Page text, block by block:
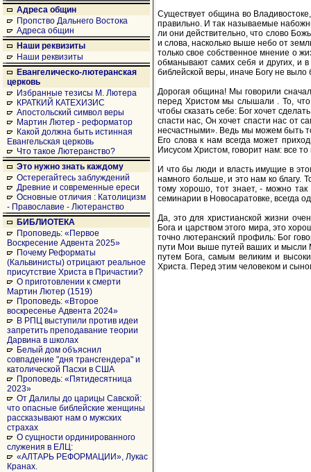
Адреса общин
Пропство Дальнего Востока
Адреса общин
Наши реквизиты
Наши реквизиты
Евангелическо-лютеранская
церковь
Избранные тезисы М. Лютера
КРАТКИЙ КАТЕХИЗИС
Апостольский символ веры
Мартин Лютер - реформатор
Какой должна быть истинная
Евангельская церковь
Что такое Лютеранство?
Это нужно знать каждому
Остерегайтесь заблуждений
Древние и современные ереси
Основные отличия : Католицизм
- Православие - Лютеранство
БИБЛИОТЕКА
Проповедь: «Первое
Воскресение Адвента 2025»
Почему Реформаты
(Кальвинисты) отрицают реальное
присутствие Христа в Причастии?
О приготовлении к смерти
Мартин Лютер (1519)
Проповедь: «Второе
воскресенье Адвента 2024»
В РПЦ выступили против идеи
запретить преподавание теории
Дарвина в школах
Белый дом объяснил
совпадение "дня трансгендера" и
католической Пасхи в США
Проповедь: «Пятидесятница
2023»
От Далилы до царицы Савской:
что опасные библейские женщины
рассказывают нам о мужских
страхах
О сущности ординированного
служения в ЕЛЦ:
«АЛТАРЬ РЕФОРМАЦИИ», Лукас
Кранах.
Существует община во
правильно. И так называемые
ли они действительно, что слово
и слова, насколько выше небо от
только свое собственное мнение о
обманывают самих себя и других, и
библейской веры, иначе Богу не
Дорогая община! Мы говорили
перед Христом мы слышали . То, что
чтобы сказать себе: Бог хочет
спасти нас, Он хочет спасти нас от
несчастными». Ведь мы можем быть
Его слова к нам всегда может
Иисусом Христом, говорит нам: все
И что бы люди и власть имущие в
намного больше, и это нам ко благу.
тому хорошо, тот знает, - можно так
семинарии в Новосаратовке, всегда
Да, это для христианской жизни
Бога и царством этого мира, это
точно лютеранский профиль: Бог
пути Мои выше путей ваших и мысли
путем Бога, самым великим и
Христа. Перед этим человеком и